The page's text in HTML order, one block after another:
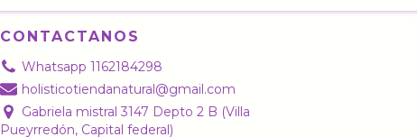
CONTACTANOS
Whatsapp 1162184298
holisticotiendanatural@gmail.com
Gabriela mistral 3147 Depto 2 B (Villa
Pueyrredón, Capital federal)